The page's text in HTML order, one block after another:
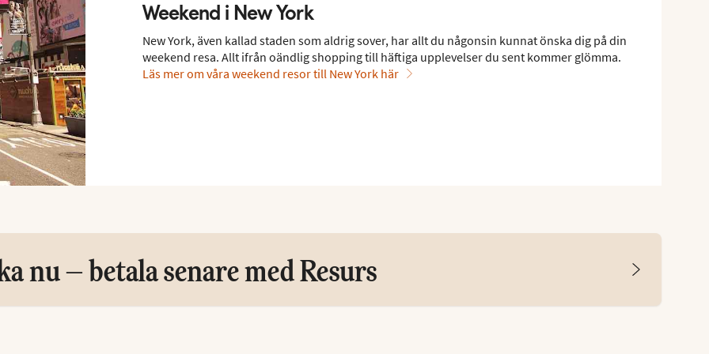
Weekend i New York
New York, även kallad staden som aldrig sover, har allt du någonsin kunnat önska dig på din
weekend resa. Allt ifrån oändlig shopping till häftiga upplevelser du sent kommer glömma.
Läs mer om våra weekend resor till New York här
nu – betala senare med Resurs